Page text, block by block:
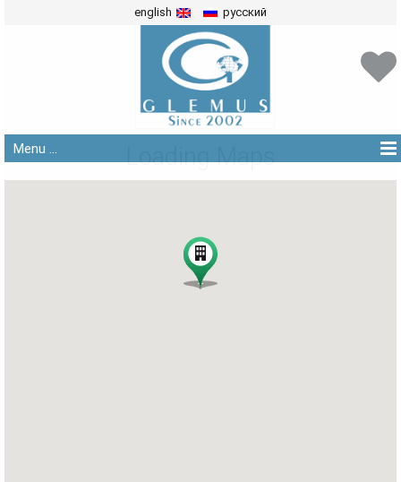
english русский
Menu ... Loading Maps